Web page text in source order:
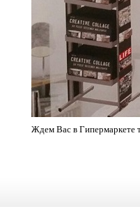
Ждем Вас в Гипермаркете